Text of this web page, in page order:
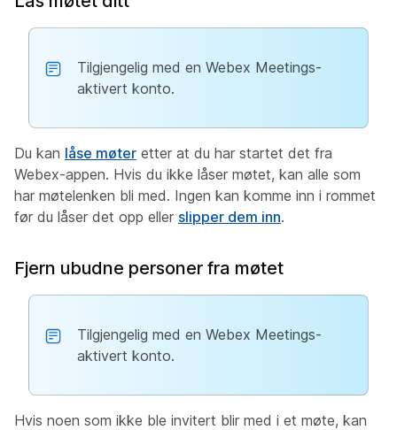
Tilgjengelig med en Webex Meetings-
aktivert konto.
Du kan låse møter etter at du har startet det fra
Webex-appen. Hvis du ikke låser møtet, kan alle som
har møtelenken bli med. Ingen kan komme inn i rommet
før du låser det opp eller slipper dem inn.
Fjern ubudne personer fra møtet
Tilgjengelig med en Webex Meetings-
aktivert konto.
Hvis noen som ikke ble invitert blir med i et møte, kan